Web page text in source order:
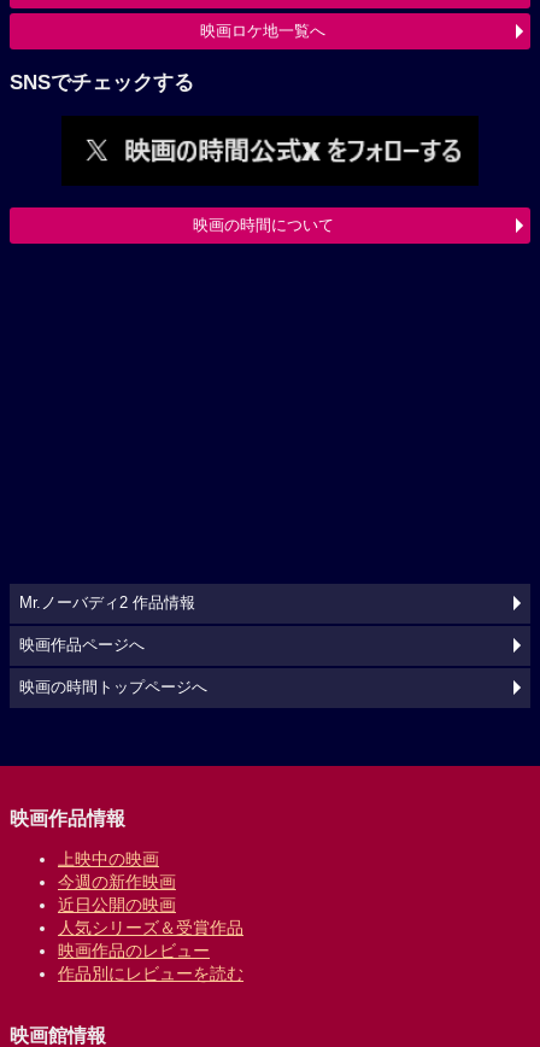
映画ロケ地一覧へ
SNSでチェックする
映画の時間について
Mr.ノーバディ2 作品情報
映画作品ページへ
映画の時間トップページへ
映画作品情報
上映中の映画
今週の新作映画
近日公開の映画
人気シリーズ＆受賞作品
映画作品のレビュー
作品別にレビューを読む
映画館情報